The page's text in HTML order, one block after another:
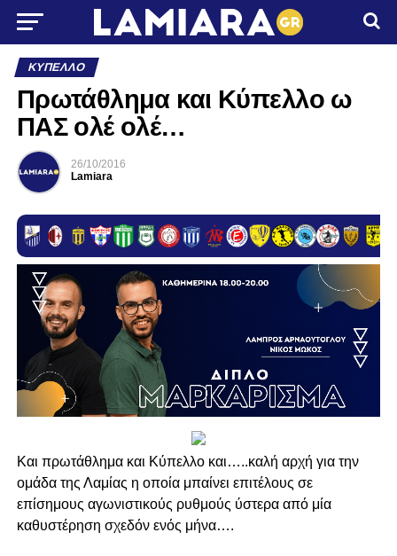
ΚΎΠΕΛΛΟ
Πρωτάθλημα και Κύπελλο ω
ΠΑΣ ολέ ολέ…
26/10/2016
Lamiara
Και πρωτάθλημα και Κύπελλο και…..καλή αρχή για την
ομάδα της Λαμίας η οποία μπαίνει επιτέλους σε
επίσημους αγωνιστικούς ρυθμούς ύστερα από μία
καθυστέρηση σχεδόν ενός μήνα….